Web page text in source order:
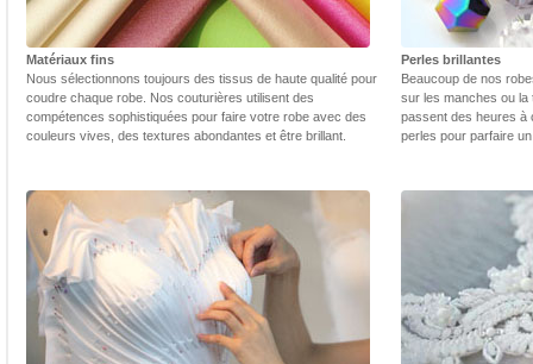
Matériaux fins
Nous sélectionnons toujours des tissus de haute qualité pour
coudre chaque robe. Nos couturières utilisent des
compétences sophistiquées pour faire votre robe avec des
couleurs vives, des textures abondantes et être brillant.
Perles brillantes
Beaucoup de nos
sur les manches ou la
passent des heures à
perles pour parfaire